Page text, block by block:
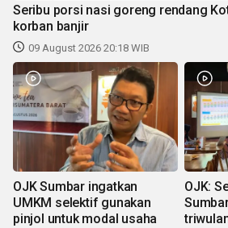
Seribu porsi nasi goreng rendang
korban banjir
09 August 2026 20:18 WIB
OJK Sumbar ingatkan
UMKM selektif gunakan
pinjol untuk modal usaha
OJK: